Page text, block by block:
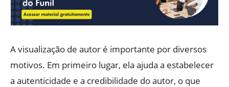
A visualização de autor é importante por diversos
motivos. Em primeiro lugar, ela ajuda a estabelecer
a autenticidade e a credibilidade do autor, o que